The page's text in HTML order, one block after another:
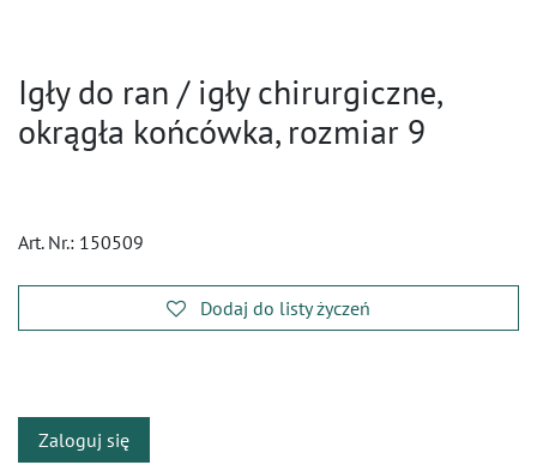
Igły do ran / igły chirurgiczne,
okrągła końcówka, rozmiar 9
Art. Nr.: 150509
Dodaj do listy życzeń
Zaloguj się